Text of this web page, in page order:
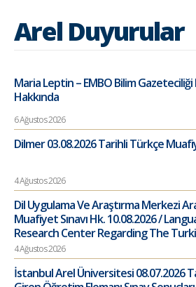
Arel Duyurular
Maria Leptin – EMBO Bilim
Hakkında
6 Ağustos 2026
Dilmer 03.08.2026 Tarihli Türkçe
4 Ağustos 2026
Dil Uygulama Ve Araştırma Merkezi
Muafiyet Sınavı Hk. 10.08.2026 /
Research Center Regarding The
4 Ağustos 2026
İstanbul Arel Üniversitesi 08.07.2026